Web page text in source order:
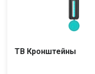
ТВ Кронштейны